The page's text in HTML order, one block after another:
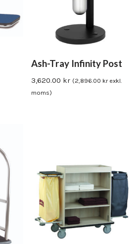
Ash-Tray Infinity Post
3,620.00 kr (2,896.00 krexkl.
moms)